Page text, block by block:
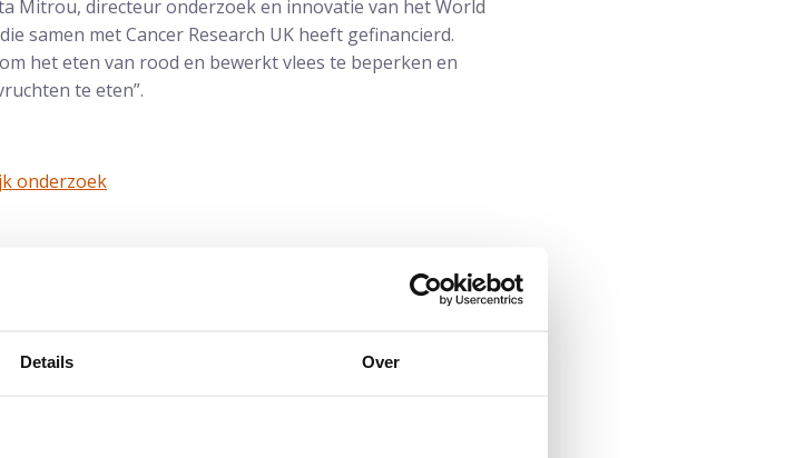
Details Over
Mitrou, directeur onderzoek en innovatie van het World
samen met Cancer Research UK heeft gefinancierd.
het eten van rood en bewerkt vlees te beperken en
te eten”.
onderzoek